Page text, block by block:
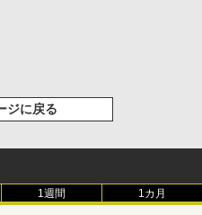
ジに戻る
1週間 1カ月